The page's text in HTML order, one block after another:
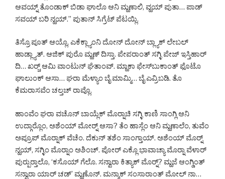
ಆವಯ್ನ್ ತೊಂಡಾಕ್ ಬಿಡಾ ಘಾಲೊ ಆನಿ ಮ್ಹಣಾಲಿ, ವ್ಹಯ್ ಪುತಾ… ಪಾಡ್
ಸವಯ್ ಬರಿ ನ್ಹಯ್.” ಪುತಾನ್ ಸಿಗ್ರೆಟ್ ಪೆಟಯ್ಲಿ.
ತಿಸ್ರೊ ಪೂತ್ ಆಯ್ಲೊ, ಎಕೆಕ್ಲ್ಯಾಂನಿ ದೋನ್ ದೋನ್ ಬ್ಲ್ಯಾಕ್ ಲೇಬಲ್
ಹಾಡ್ಲ್ಯಾತ್. ಆಜಿಕ್ ಪುರೊ ಮ್ಹಣ್ ದಿಸ್ತಾ. ಪೇಪರಾಂತ್ ಸಗ್ಳಿ ಪೇಜ್ ಇಸ್ತಿಹಾರ್
ದಿ… ಖರ್‍ಚ್ ಆಮಿ ವಾಂಟುನ್ ಘೆತಾಂವ್. ಮ್ಹಾಕಾ ಫೇಸ್‌ಬುಕಾಂತ್ ಫೊಟೊ
ಘಾಲುಂಕ್ ಆಸಾ… ಘರಾ ಮೆಳ್ಯಾಂ ಬೈ ಮಾಮ್ಮಿ… ಬೈ ಎವ್ರಿಬಡಿ. ತೊ
ಕೆಮರಾಸವೆಂ ಚಲ್ತಚ್ ರಾವ್ಲೊ.
ಹಾಂವೆಂ ಘರಾ ವಚೊನ್ ಬಾಯ್ಲೆಕ್ ಮೊರ್‍ನಾಚಿ ಸಗ್ಳಿ ಕಾಣಿ ಸಾಂಗ್ಲಿ ಆನಿ
ಉದ್ಗಾರ್‍ಲೊಂ, ಅಶೆಂಯ್ ಮೋರ್‍ನ್ ಆಸಾ? ತೆಂ ಹಾಸ್ಲೆಂ ಆನಿ ಮ್ಹಣಾಲೆಂ, ತುವೆಂ
ಅಪ್ರೂಪ್ ಮೊರ್‍ನಾಕ್ ವೆಚೆಂ. ದೆಕುನ್ ತಶೆಂ ಸಾಂಗ್ತಾಯ್. ಅಶೆಂಯ್ ಮೊರ್‍ನ್
ನ್ಹಯ್, ಸಗ್ಳಿಂ ಮೊರ್‍ನಾಂ ಅಶಿಂಚ್. ಪೋರ್ ಎಕ್ಲೊ ಭಾವಾಚ್ಯಾ ಮೊರ್‍ನಾ ವೆಳಾರ್
ಪುರ್‍ಪುರ್‍ತಾಲೊ, ‘ಕಸೊಯ್ ಗೆಲೊ. ಸನ್ವಾರಾ ಕಿತ್ಯಾಕ್ ಮೊರ್‍ನ್? ಮ್ಹಜೆ ಆಂಗ್ಡಿಂತ್
ಸನ್ವಾರಾ ಯಾರ್ ಚಡ್’ ಮ್ಹಣೊನ್. ಮನ್ಶಾಕ್ ಸಂಸಾರಾಂತ್ ಮೋಲ್ ನಾ…